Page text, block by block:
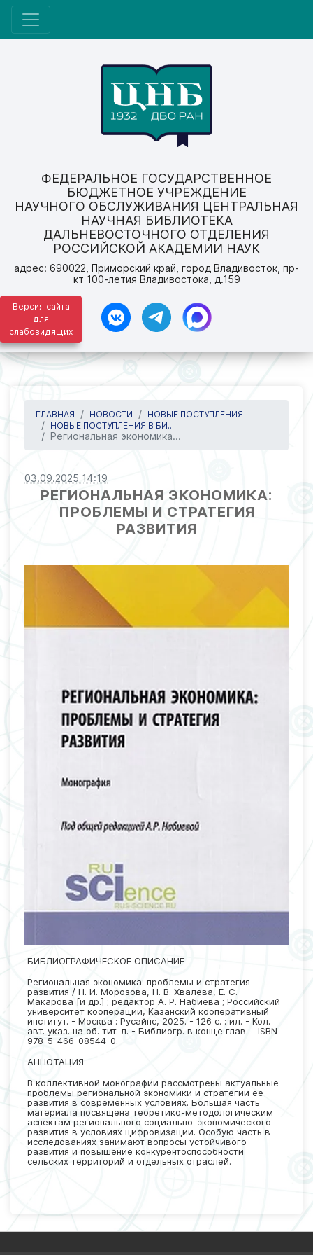
Версия сайта
для
слабовидящих
ФЕДЕРАЛЬНОЕ ГОСУДАРСТВЕННОЕ
БЮДЖЕТНОЕ УЧРЕЖДЕНИЕ
НАУЧНОГО ОБСЛУЖИВАНИЯ ЦЕНТРАЛЬНАЯ
НАУЧНАЯ БИБЛИОТЕКА
ДАЛЬНЕВОСТОЧНОГО ОТДЕЛЕНИЯ
РОССИЙСКОЙ АКАДЕМИИ НАУК
адрес: 690022, Приморский край, город Владивосток, пр-
кт 100-летия Владивостока, д.159
ГЛАВНАЯ НОВОСТИ
НОВЫЕ ПОСТУПЛЕНИЯ
НОВЫЕ ПОСТУПЛЕНИЯ В БИ...
Региональная экономика...
03.09.2025 14:19
РЕГИОНАЛЬНАЯ ЭКОНОМИКА:
ПРОБЛЕМЫ И СТРАТЕГИЯ
РАЗВИТИЯ
БИБЛИОГРАФИЧЕСКОЕ ОПИСАНИЕ
Региональная экономика: проблемы и стратегия
развития / Н. И. Морозова, Н. В. Хвалева, Е. С.
Макарова [и др.] ; редактор А. Р. Набиева ; Российский
университет кооперации, Казанский кооперативный
институт. - Москва : Русайнс, 2025. - 126 с. : ил. - Кол.
авт. указ. на об. тит. л. - Библиогр. в конце глав. - ISBN
978-5-466-08544-0.
АННОТАЦИЯ
В коллективной монографии рассмотрены актуальные
проблемы региональной экономики и стратегии ее
развития в современных условиях. Большая часть
материала посвящена теоретико-методологическим
аспектам регионального социально-экономического
развития в условиях цифровизации. Особую часть в
исследованиях занимают вопросы устойчивого
развития и повышение конкурентоспособности
сельских территорий и отдельных отраслей.